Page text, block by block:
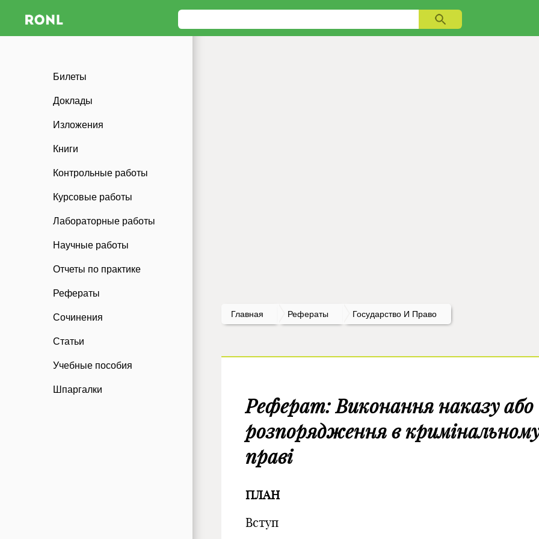
Билеты
Доклады
Изложения
Книги
Контрольные работы
Курсовые работы
Лабораторные работы
Научные работы
Отчеты по практике
Рефераты
Сочинения
Статьи
Учебные пособия
Шпаргалки
Главная Рефераты Государство И Право
Реферат: Виконання наказу або
розпорядження в
праві
ПЛАН
Вступ